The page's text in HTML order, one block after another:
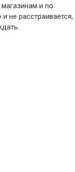
и по
не расстраивается,